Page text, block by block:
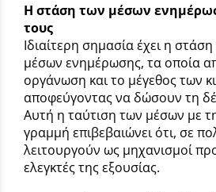
Η στάση των μέσων
τους
Ιδιαίτερη σημασία έχει η
μέσων ενημέρωσης, τα οποία
οργάνωση και το μέγεθος των
αποφεύγοντας να δώσουν τη
Αυτή η ταύτιση των μέσων με
γραμμή επιβεβαιώνει ότι, σε
λειτουργούν ως μηχανισμοί
ελεγκτές της εξουσίας.